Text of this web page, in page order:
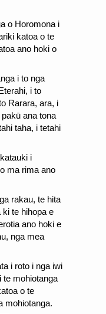
o Horomona i
katoa o te
ano hoki o
i to nga
i to
Rarara, ara, i
ana tona
taha, i tetahi
i
ma rima ano
rakau, te hita
ki te hihopa e
ano hoki e
nga mea
i roto i nga iwi
te mohiotanga
o te
mohiotanga.